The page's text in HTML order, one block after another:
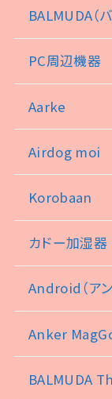
BALMUDA（
PC周辺機器
Aarke
Airdog moi
Korobaan
カドー加湿器
Android（アン
Anker
BALMUDA